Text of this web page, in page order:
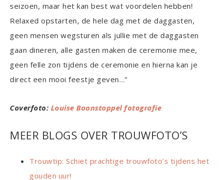
seizoen, maar het kan best wat voordelen hebben!
Relaxed opstarten, de hele dag met de daggasten,
geen mensen wegsturen als jullie met de daggasten
gaan dineren, alle gasten maken de ceremonie mee,
geen felle zon tijdens de ceremonie en hierna kan je
direct een mooi feestje geven…”
Coverfoto: Louise Boonstoppel fotografie
MEER BLOGS OVER TROUWFOTO’S
Trouwtip: Schiet prachtige trouwfoto’s tijdens het
gouden uur!